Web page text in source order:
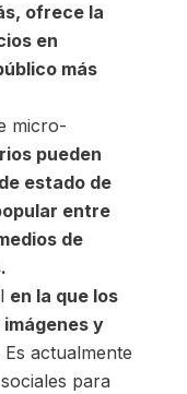
ofrece la
en
más
micro-
pueden
estado de
entre
de
en la que los
y
Es actualmente
para